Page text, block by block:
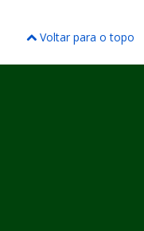
Voltar para o topo